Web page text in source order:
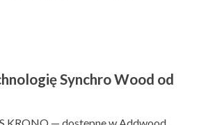
Synchro Wood od